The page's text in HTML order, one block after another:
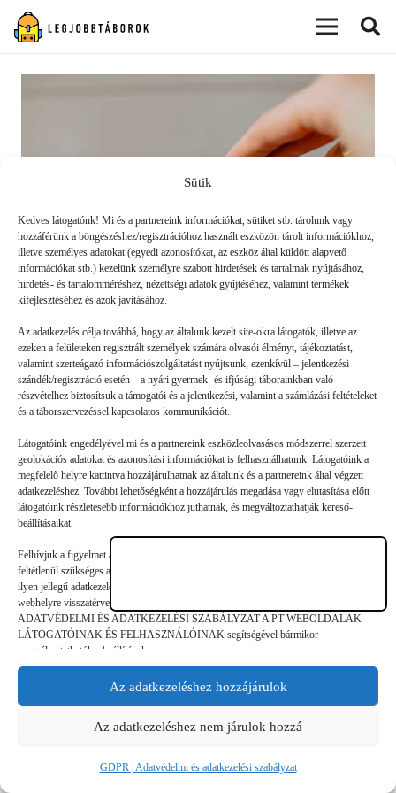
Sütik
Kedves látogatónk! Mi és a partnereink információkat, sütiket stb. tárolunk vagy
hozzáférünk a böngészéshez/regisztrációhoz használt eszközön tárolt információkhoz,
illetve személyes adatokat (egyedi azonosítókat, az eszköz által küldött alapvető
információkat stb.) kezelünk személyre szabott hirdetések és tartalmak nyújtásához,
hirdetés- és tartalomméréshez, nézettségi adatok gyűjtéséhez, valamint termékek
kifejlesztéséhez és azok javításához.
Az adatkezelés célja továbbá, hogy az általunk kezelt site-okra látogatók, illetve az
ezeken a felületeken regisztrált személyek számára olvasói élményt, tájékoztatást,
valamint szerteágazó információszolgáltatást nyújtsunk, ezenkívül – jelentkezési
szándék/regisztráció esetén – a nyári gyermek- és ifjúsági táborainkban való
részvételhez biztosítsuk a támogatói és a jelentkezési, valamint a számlázási feltételeket
és a táborszervezéssel kapcsolatos kommunikációt.
Látogatóink engedélyével mi és a partnereink eszközleolvasásos módszerrel szerzett
geolokációs adatokat és azonosítási információkat is felhasználhatunk. Látogatóink a
megfelelő helyre kattintva hozzájárulhatnak az általunk és a partnereink által végzett
adatkezeléshez. További lehetőségként a hozzájárulás megadása vagy elutasítása előtt
látogatóink részletesebb információkhoz juthatnak, és megváltoztathatják kereső-
beállításaikat.
Felhívjuk a figyelmet arra, hogy a személyes adatok bizonyos kezeléséhez nem
feltétlenül szükséges az érintett hozzájárulása, akinek azonban jogában áll tiltakozni az
ilyen jellegű adatkezelés ellen. A beállítások csak erre a weboldalra érvényesek. Erre a
webhelyre visszatérve vagy az ADATKEZELÉSI TÁJÉKOZTATÓ,
ADATVÉDELMI ÉS ADATKEZELÉSI SZABÁLYZAT A PT-WEBOLDALAK
LÁTOGATÓINAK ÉS FELHASZNÁLÓINAK segítségével bármikor
megváltoztathatók a beállítások.
Az adatkezeléshez hozzájárulok
Az adatkezeléshez nem járulok hozzá
GDPR | Adatvédelmi és adatkezelési szabályzat
Magyarország vezető
táborszervezőinek iránymutatása a
biztonságos táborozáshoz
'DENMÁS 2020. 05. 24.
Magyarország vezető táborszervezői, a Funside, a PEOPLE
TEAM és a Zoo Tábor közösen kialakított iránymutatása a
biztonságos nyári táborozáshoz 2020-ban minden
táborszervező számára Legjobb tudásunk szerint és összesen
legjobbtaborok.hu
GDPR | Adatvédelmi és adatkezelési
szabályzat